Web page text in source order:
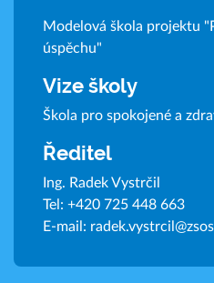
Modelová škola projektu
úspěchu"
Vize školy
Škola pro spokojené a
Ředitel
Ing. Radek Vystrčil
Tel: +420 725 448 663
E-mail: